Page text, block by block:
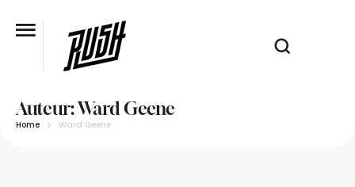
Auteur:Ward Geene
Home Ward Geene